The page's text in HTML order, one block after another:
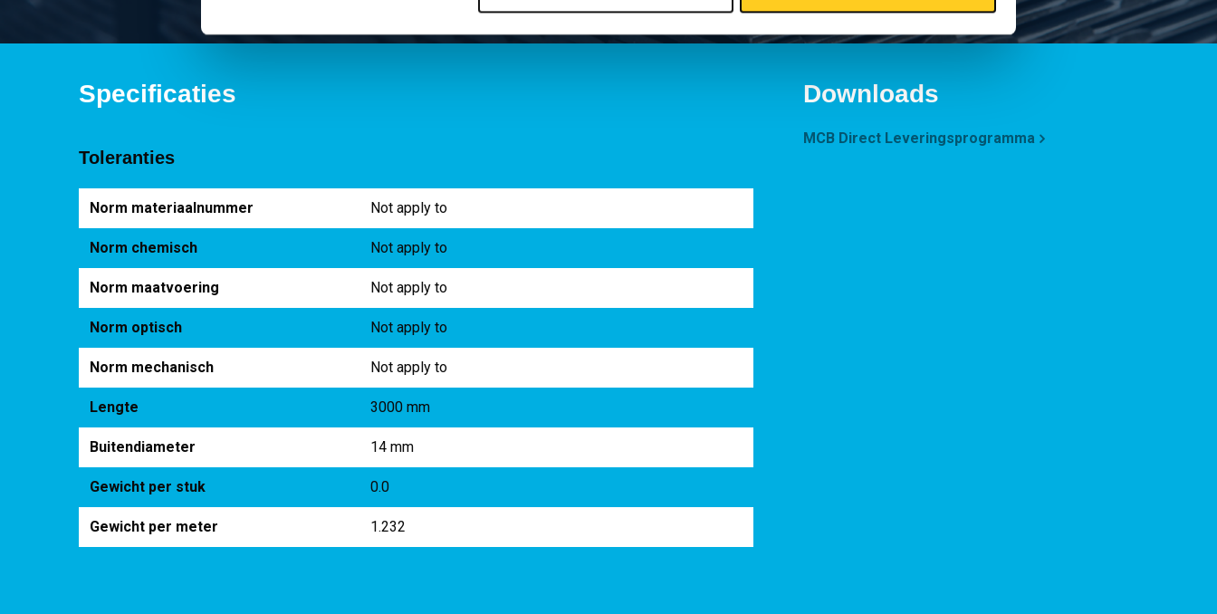
Specificaties
Toleranties
Norm materiaalnummer Not apply to
Norm chemisch Not apply to
Norm maatvoering Not apply to
Norm optisch Not apply to
Norm mechanisch Not apply to
Lengte 3000 mm
Buitendiameter 14 mm
Gewicht per stuk 0.0
Gewicht per meter 1.232
Downloads
MCB Direct Leveringsprogramma